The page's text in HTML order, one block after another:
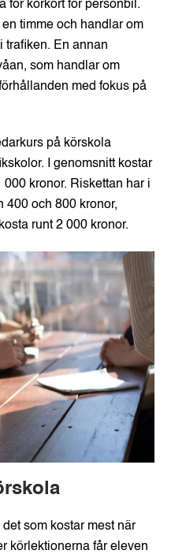
för körkort för personbil.
timme och handlar om
trafiken. En annan
som handlar om
med fokus på
på körskola
I genomsnitt kostar
000 kronor. Riskettan har i
400 och 800 kronor,
runt 2 000 kronor.
som kostar mest när
körlektionerna får eleven